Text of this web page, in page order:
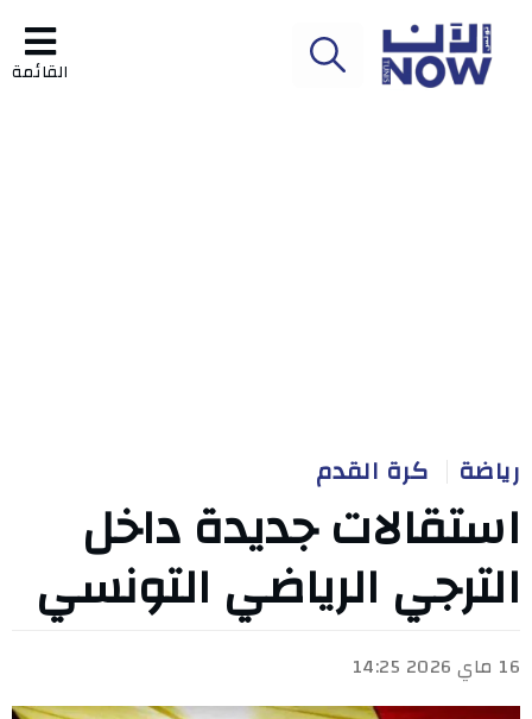
القائمة
رياضة كرة القدم
استقالات جديدة داخل
الترجي الرياضي التونسي
16 ماي 2026 14:25